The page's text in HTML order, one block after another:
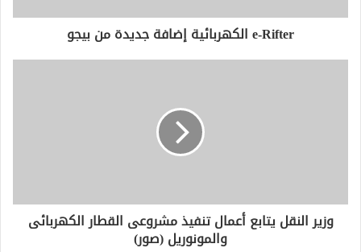
ر
ي
e-Rifter الكهربائية إضافة جديدة من بيجو
وزير النقل يتابع أعمال تنفيذ مشروعى القطار الكهربائى
والمونوريل (صور)